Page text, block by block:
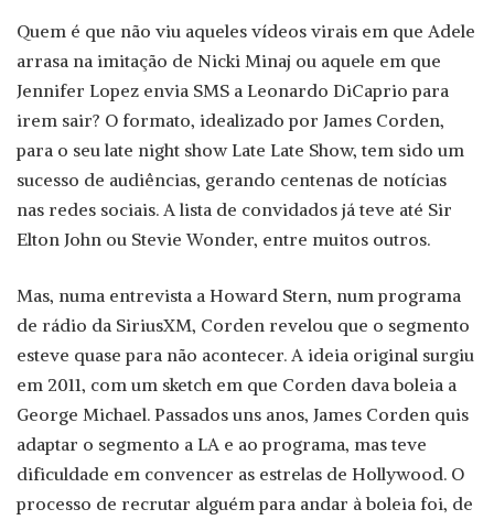
Quem é que não viu aqueles vídeos virais em que Adele
arrasa na imitação de Nicki Minaj ou aquele em que
Jennifer Lopez envia SMS a Leonardo DiCaprio para
irem sair? O formato, idealizado por James Corden,
para o seu late night show Late Late Show, tem sido um
sucesso de audiências, gerando centenas de notícias
nas redes sociais. A lista de convidados já teve até Sir
Elton John ou Stevie Wonder, entre muitos outros.
Mas, numa entrevista a Howard Stern, num programa
de rádio da SiriusXM, Corden revelou que o segmento
esteve quase para não acontecer. A ideia original surgiu
em 2011, com um sketch em que Corden dava boleia a
George Michael. Passados uns anos, James Corden quis
adaptar o segmento a LA e ao programa, mas teve
dificuldade em convencer as estrelas de Hollywood. O
processo de recrutar alguém para andar à boleia foi, de